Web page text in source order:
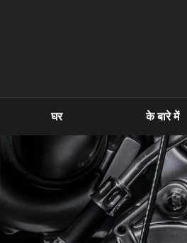
घर के बारे में